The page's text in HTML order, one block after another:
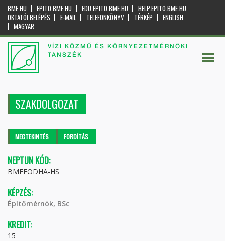
BME.HU EPITO.BME.HU EDU.EPITO.BME.HU
HELP.EPITO.BME.HU
OKTATÓI BELÉPÉS
E-MAIL TELEFONKÖNYV TÉRKÉP
ENGLISH
MAGYAR
VÍZI KÖZMŰ ÉS KÖRNYEZETMÉRNÖKI
TANSZÉK
SZAKDOLGOZAT
Elsődleges fülek
MEGTEKINTÉS (AKTÍVFORDÍTÁS
NEPTUN KÓD:
BMEEODHA-HS
KÉPZÉS:
Építőmérnök, BSc
KREDIT:
15